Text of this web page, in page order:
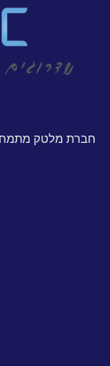
חברת מלטק